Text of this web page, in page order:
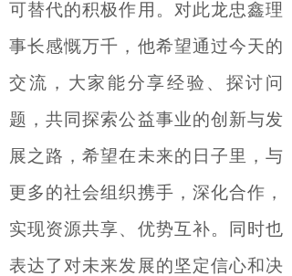
可替代的积极作用 。对此龙忠鑫理
事长感慨万千，他希望通过今天的
交流，大家能分享经验、探讨问
题，共同探索公益事业的创新与发
展之路，希望在未来的日子里，与
更多的社会组织携手，深化合作，
实现资源共享、优势互补。
同时也
表达了 对未来发展的坚定信心和决